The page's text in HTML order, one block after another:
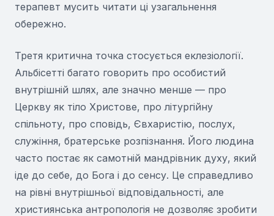
терапевт мусить читати ці узагальнення
обережно.
Третя критична точка стосується еклезіології.
Альбісетті багато говорить про особистий
внутрішній шлях, але значно менше — про
Церкву як тіло Христове, про літургійну
спільноту, про сповідь, Євхаристію, послух,
служіння, братерське розпізнання. Його людина
часто постає як самотній мандрівник духу, який
іде до себе, до Бога і до сенсу. Це справедливо
на рівні внутрішньої відповідальності, але
християнська антропологія не дозволяє зробити